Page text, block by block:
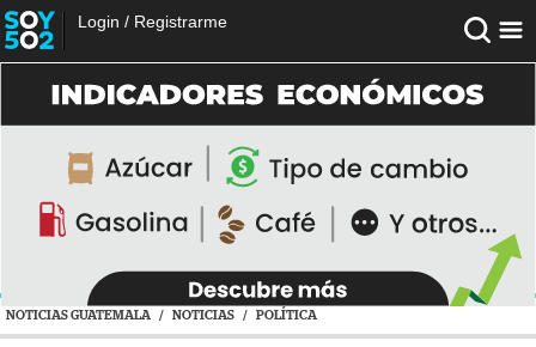
Login / Registrarme
NOTICIAS GUATEMALA / NOTICIAS / POLÍTICA